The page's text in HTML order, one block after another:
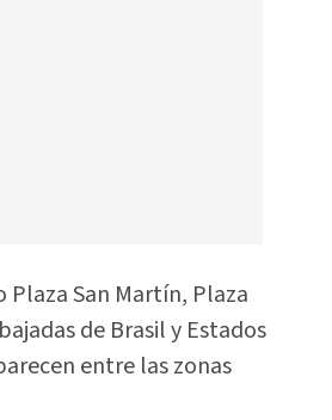
San Martín, Plaza
de Brasil y Estados
entre las zonas